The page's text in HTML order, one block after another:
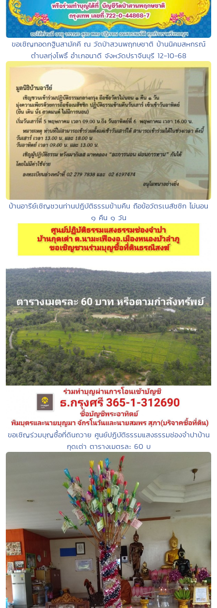
ขอเชิญทอดกฐินสามัคคี ณ วัดป่าสวนพฤกษชาติ บ้านนิคมสหกรณ์
ตำบลทุ่งโพธิ์ อำเภอนาดี จังหวัดปราจีนบุรี 12-10-68
บ้านอารีย์เชิญชวนท่านปฎิบัติธรรมข้ามคืน ถือข้อวัตรเนสัชชิก ไม่นอน
๑ คืน ๑ วัน
ขอเชิญร่วมบุญซื้อที่ดินถวาย ศูนย์ปฏิบัติธรรมแสงธรรมช่องจำปาบ้าน
กุดเต่า ตารางเมตรละ 60 บ